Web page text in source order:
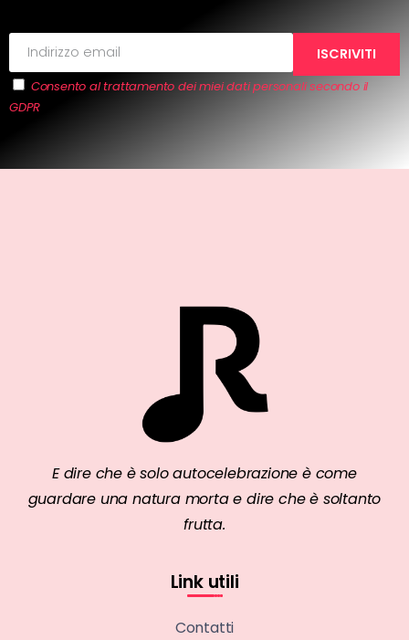
Consento al trattamento dei miei dati personali secondo il
GDPR
E dire che è solo autocelebrazione è come
guardare una natura morta e dire che è soltanto
frutta.
Link utili
Contatti